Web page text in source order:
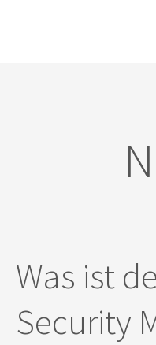
Was ist
Security